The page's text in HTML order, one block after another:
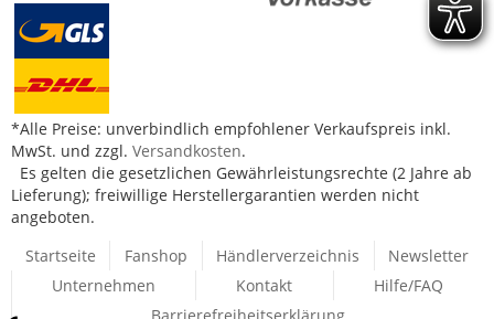
*Alle Preise: unverbindlich empfohlener Verkaufspreis inkl.
MwSt. und zzgl. Versandkosten.
Es gelten die gesetzlichen Gewährleistungsrechte (2 Jahre ab
Lieferung); freiwillige Herstellergarantien werden nicht
angeboten.
Startseite
Fanshop Händlerverzeichnis
Newsletter
Unternehmen
Kontakt
Hilfe/FAQ
Barrierefreiheitserklärung